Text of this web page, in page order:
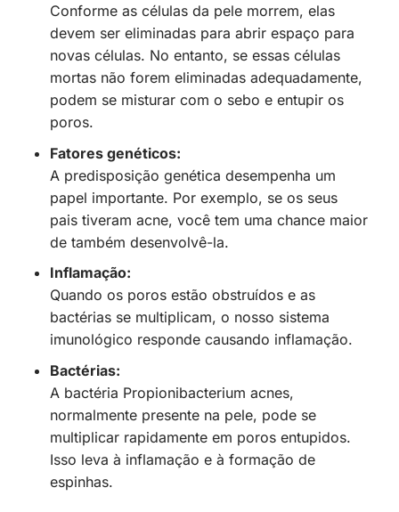
Conforme as células da pele morrem, elas
devem ser eliminadas para abrir espaço para
novas células. No entanto, se essas células
mortas não forem eliminadas adequadamente,
podem se misturar com o sebo e entupir os
poros.
Fatores genéticos:
A predisposição genética desempenha um
papel importante. Por exemplo, se os seus
pais tiveram acne, você tem uma chance maior
de também desenvolvê-la.
Inflamação:
Quando os poros estão obstruídos e as
bactérias se multiplicam, o nosso sistema
imunológico responde causando inflamação.
Bactérias:
A bactéria Propionibacterium acnes,
normalmente presente na pele, pode se
multiplicar rapidamente em poros entupidos.
Isso leva à inflamação e à formação de
espinhas.